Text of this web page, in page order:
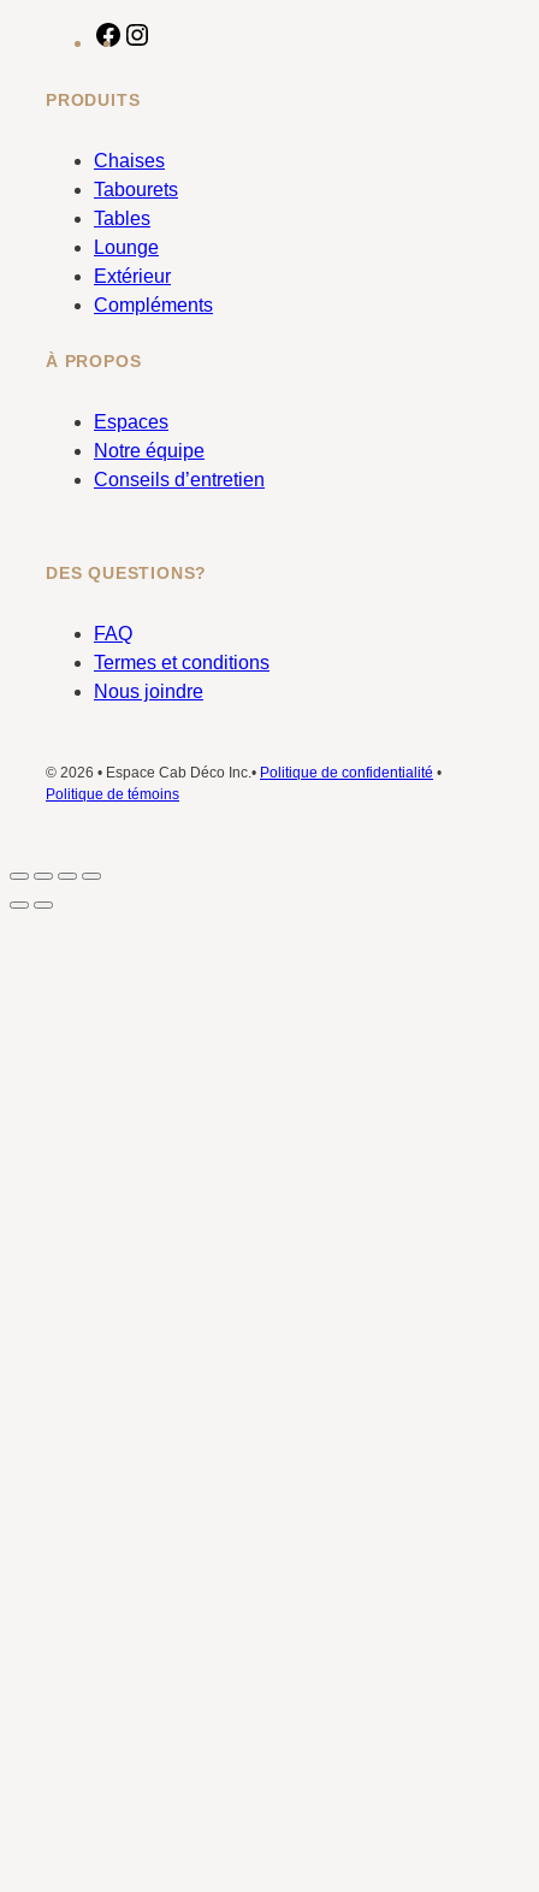
F
c
b
o
PRODUITS
Chaises
Tabourets
Tables
Lounge
Extérieur
Compléments
À PROPOS
Espaces
Notre équipe
Conseils d’entretien
DES QUESTIONS?
FAQ
Termes et conditions
Nous joindre
© 2026 • Espace Cab Déco Inc.• Politique de confidentialité •
Politique de témoins